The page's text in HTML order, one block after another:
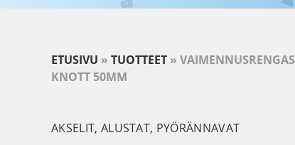
ETUSIVU » TUOTTEET » VAIMENNUSRENGAS
KNOTT 50MM
AKSELIT, ALUSTAT, PYÖRÄNNAVAT